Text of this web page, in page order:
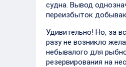
судна. Вывод
переизбыток
Удивительно! Но, за
разу не возникло
небывалого для
резервирования на